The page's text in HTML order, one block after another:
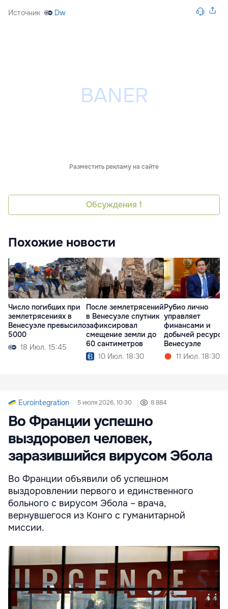
Источник Dw
Разместить рекламу на сайте
Обсуждения 1
Похожие новости
Число погибших при
землетрясениях в
Венесуэле превысило
5000
18 Июл. 15:45
После землетрясений
в Венесуэле спутник
зафиксировал
смещение земли до
60 сантиметров
10 Июл. 18:30
Рубио лично
управляет
финансами и
добычей
Венесуэле
11 Июл. 18:30
Eurointegration 5 июля 2026, 10:30 8 884
Во Франции успешно
выздоровел человек,
заразившийся вирусом Эбола
Во Франции объявили об успешном
выздоровлении первого и единственного
больного с вирусом Эбола – врача,
вернувшегося из Конго с гуманитарной
миссии.